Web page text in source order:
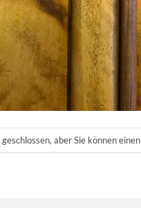
aber Sie können einen